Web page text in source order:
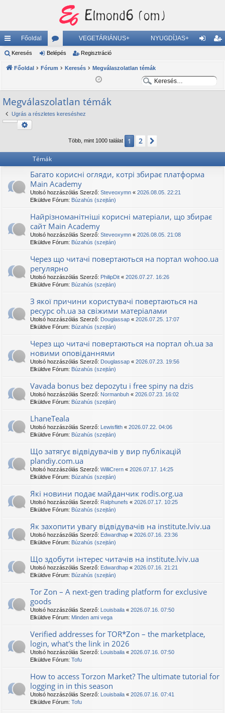
yo
rs
ke
k
Főoldal
ór
u
ok
VEGETÁRIÁNUS+ NYUGDÍJAS+
Keresés Belépés Regisztráció
Főoldal Fórum Keresés
Megválaszolatlan témák
e
é
s
e
Megválaszolatlan témák
Ugrás a részletes kereséshez
Keresés
Részletes keresés
Több, mint 1000 találat 1 2
Témák
Багато корисні огляди, котрі збирає платформа
Main Academy
Utolsó hozzászólás Szerző: Steveoxymn « 2026.08.05. 22:21
Elküldve Fórum: Búzahús (szejtán)
Найрізноманітніші корисні матеріали, що збирає
сайт Main Academy
Utolsó hozzászólás Szerző: Steveoxymn « 2026.08.05. 21:08
Elküldve Fórum: Búzahús (szejtán)
Через що читачі повертаються на портал wohoo.ua
регулярно
Utolsó hozzászólás Szerző: PhilipDit « 2026.07.27. 16:26
Elküldve Fórum: Búzahús (szejtán)
З якої причини користувачі повертаються на
ресурс oh.ua за свіжими матеріалами
Utolsó hozzászólás Szerző: Douglassap « 2026.07.25. 17:07
Elküldve Fórum: Búzahús (szejtán)
Через що читачі повертаються на портал oh.ua за
новими оповіданнями
Utolsó hozzászólás Szerző: Douglassap « 2026.07.23. 19:56
Elküldve Fórum: Búzahús (szejtán)
Vavada bonus bez depozytu i free spiny na dzis
Utolsó hozzászólás Szerző: Normanbuh « 2026.07.23. 16:02
Elküldve Fórum: Búzahús (szejtán)
LhaneTeala
Utolsó hozzászólás Szerző: Lewisflith « 2026.07.22. 04:06
Elküldve Fórum: Búzahús (szejtán)
Що затягує відвідувачів у вир публікацій
plandiy.com.ua
Utolsó hozzászólás Szerző: WilliCrern « 2026.07.17. 14:25
Elküldve Fórum: Búzahús (szejtán)
Які новини подає майданчик rodis.org.ua
Utolsó hozzászólás Szerző: Ralphunefs « 2026.07.17. 10:25
Elküldve Fórum: Búzahús (szejtán)
Як захопити увагу відвідувачів на institute.lviv.ua
Utolsó hozzászólás Szerző: Edwardhap « 2026.07.16. 23:36
Elküldve Fórum: Búzahús (szejtán)
Що здобути інтерес читачів на institute.lviv.ua
Utolsó hozzászólás Szerző: Edwardhap « 2026.07.16. 21:21
Elküldve Fórum: Búzahús (szejtán)
Tor Zon – A next-gen trading platform for exclusive
goods
Utolsó hozzászólás Szerző: Louisbaila « 2026.07.16. 07:50
Elküldve Fórum: Minden ami vega
Verified addresses for TOR*Zon – the marketplace,
login, what's the link in 2026
Utolsó hozzászólás Szerző: Louisbaila « 2026.07.16. 07:50
Elküldve Fórum: Tofu
How to access Torzon Market? The ultimate tutorial for
logging in in this season
Utolsó hozzászólás Szerző: Louisbaila « 2026.07.16. 07:41
Elküldve Fórum: Tofu